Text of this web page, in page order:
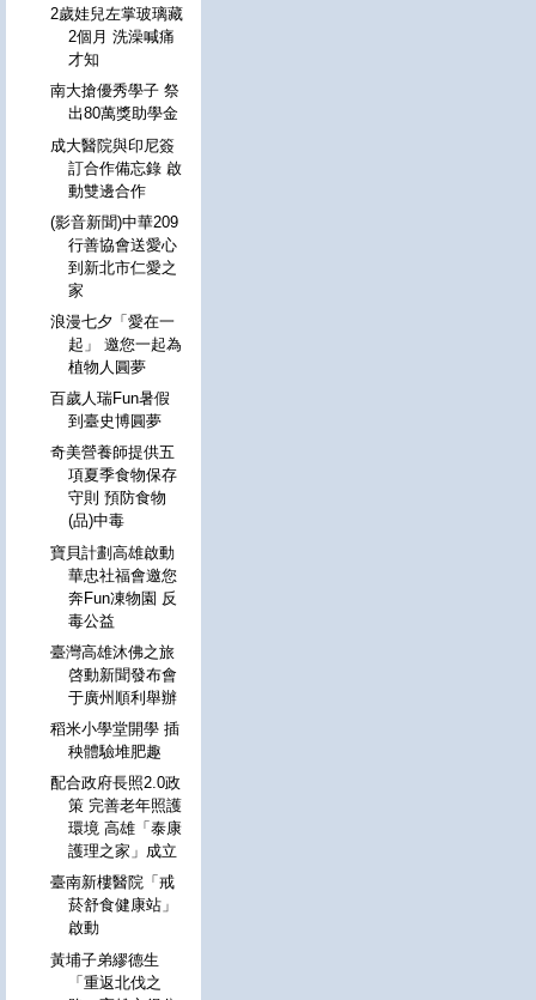
2歲娃兒左掌玻璃藏
2個月 洗澡喊痛
才知
南大搶優秀學子 祭
出80萬獎助學金
成大醫院與印尼簽
訂合作備忘錄 啟
動雙邊合作
(影音新聞)中華209
行善協會送愛心
到新北市仁愛之
家
浪漫七夕「愛在一
起」 邀您一起為
植物人圓夢
百歲人瑞Fun暑假
到臺史博圓夢
奇美營養師提供五
項夏季食物保存
守則 預防食物
(品)中毒
寶貝計劃高雄啟動
華忠社福會邀您
奔Fun凍物園 反
毒公益
臺灣高雄沐佛之旅
啓動新聞發布會
于廣州順利舉辦
稻米小學堂開學 插
秧體驗堆肥趣
配合政府長照2.0政
策 完善老年照護
環境 高雄「泰康
護理之家」成立
臺南新樓醫院「戒
菸舒食健康站」
啟動
黃埔子弟繆德生
「重返北伐之